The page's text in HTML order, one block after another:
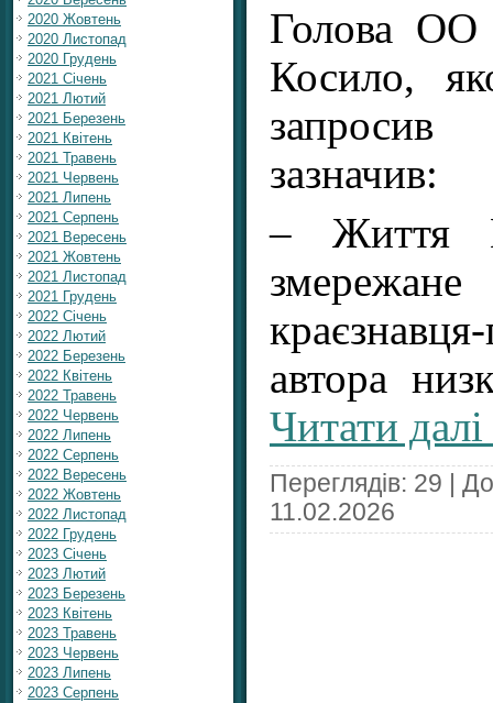
2020 Жовтень
2020 Листопад
2020 Грудень
2021 Січень
2021 Лютий
2021 Березень
2021 Квітень
2021 Травень
2021 Червень
2021 Липень
2021 Серпень
2021 Вересень
2021 Жовтень
2021 Листопад
2021 Грудень
2022 Січень
2022 Лютий
2022 Березень
2022 Квітень
2022 Травень
2022 Червень
2022 Липень
2022 Серпень
2022 Вересень
2022 Жовтень
2022 Листопад
2022 Грудень
2023 Січень
2023 Лютий
2023 Березень
2023 Квітень
2023 Травень
2023 Червень
2023 Липень
2023 Серпень
Голова
Косило,
зазначив:
– Життя
автора
Читати
Переглядів: 29 |
11.02.2026